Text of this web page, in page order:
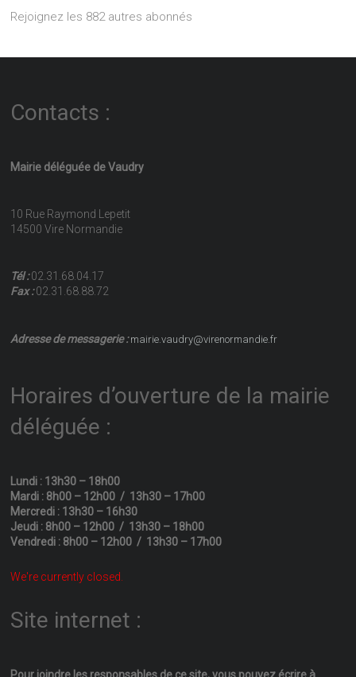
Rejoignez les 882 autres abonnés
Contacts :
Mairie déléguée de Vaudry
10 Rue Raymond Lepetit
14500 Vire Normandie
Tél :02.31.68.04.17
Fax :02.31.68.88.72
Adresse de messagerie :mairie.vaudry@virenormandie.fr
Horaires d’ouverture de la mairie
déléguée :
Lundi : 13h30 – 18h00
Mardi : 8h00 – 12h00 / 13h30 – 17h00
Mercredi : 13h30 – 16h30
Jeudi : 8h00 – 12h00 / 13h30 – 18h00
Vendredi : 8h00 – 12h00 / 13h30 – 17h00
We're currently closed.
Site internet :